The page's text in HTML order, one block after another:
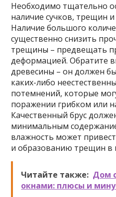
Необходимо тщательно
наличие сучков, трещин
Наличие большого
существенно снизить
трещины – предвещать
деформацией. Обратите
древесины – он должен
каких-либо
потемнений, которые
поражении грибком или
Качественный брус
минимальным
влажность может
и образованию трещин в
Читайте также: Дом
окнами: плюсы и